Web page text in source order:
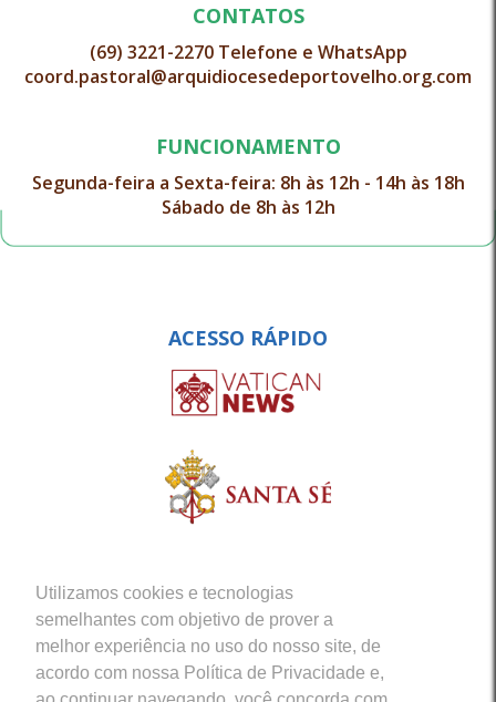
Utilizamos cookies e tecnologias
semelhantes com objetivo de prover a
melhor experiência no uso do nosso site, de
acordo com nossa Política de Privacidade e,
CONTATOS
(69) 3221-2270 Telefone e WhatsApp
coord.pastoral@arquidiocesedeportovelho.org.com
FUNCIONAMENTO
Segunda-feira a Sexta-feira: 8h às 12h - 14h às 18h
Sábado de 8h às 12h
ACESSO RÁPIDO